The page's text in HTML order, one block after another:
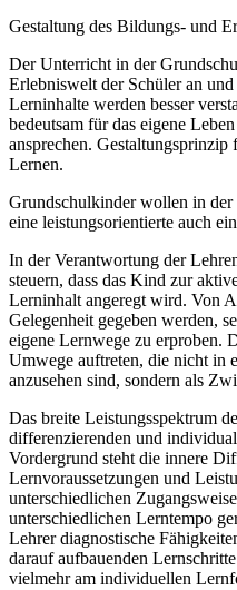
Gestaltung des Bildungs- und
Der Unterricht in der
Erlebniswelt der Schüler an
Lerninhalte werden besser
bedeutsam für das eigene
ansprechen.
Lernen.
Grundschulkinder wollen in der
eine leistungsorientierte auch
In der Verantwortung der
steuern, dass das Kind zur
Lerninhalt angeregt wird. Von
Gelegenheit gegeben werden,
eigene Lernwege zu erproben.
Umwege auftreten, die nicht in
anzusehen sind, sondern als
Das breite Leistungsspektrum
differenzierenden und
Vordergrund steht die innere
Lernvoraussetzungen und
unterschiedlichen
unterschiedlichen Lerntempo
Lehrer diagnostische
darauf aufbauenden
vielmehr am individuellen